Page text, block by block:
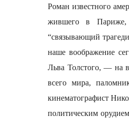
Роман известного
жившего в Париже,
“связывающий
наше воображение
Льва Толстого, — на
всего мира,
кинематографист
политическим